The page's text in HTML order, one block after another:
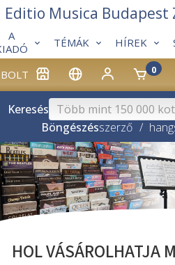
BOLT 0
A
TÉMÁK HÍREK
Editio Musica Budapest
Keresés
Böngészésszerző /
HOL VÁSÁROLHATJA